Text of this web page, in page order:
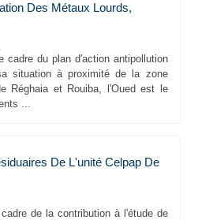
Des Métaux Lourds,
cadre du plan d'action antipollution
situation à proximité de la zone
Réghaia et Rouiba, l'Oued est le
...
De L'unité Celpap De
de la contribution à l'étude de